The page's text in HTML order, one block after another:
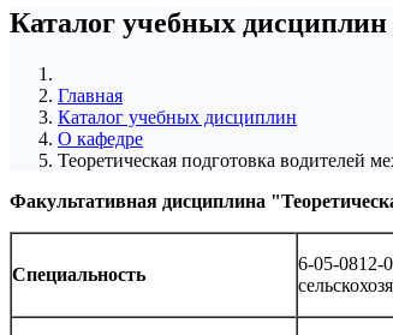
Каталог учебных дисциплин
Главная
Каталог учебных дисциплин
О кафедре
Теоретическая подготовка водителей
Факультативная дисциплина
Специальность
6-05-0812-